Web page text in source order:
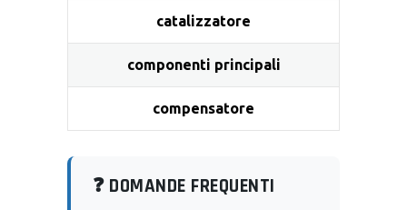
catalizzatore
componenti principali
compensatore
❓ DOMANDE FREQUENTI